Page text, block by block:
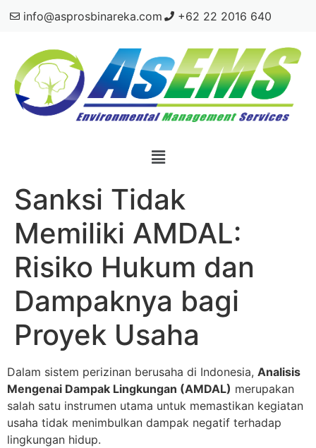
info@asprosbinareka.com +62 22 2016 640
Sanksi Tidak
Memiliki AMDAL:
Risiko Hukum dan
Dampaknya bagi
Proyek Usaha
Dalam sistem perizinan berusaha di Indonesia, Analisis
Mengenai Dampak Lingkungan (AMDAL) merupakan
salah satu instrumen utama untuk memastikan kegiatan
usaha tidak menimbulkan dampak negatif terhadap
lingkungan hidup.